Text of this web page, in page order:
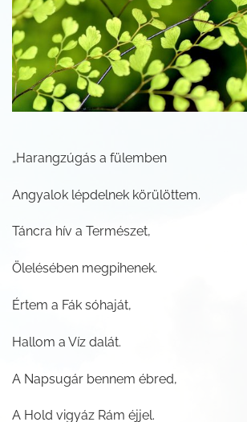
„Harangzúgás a fülemben
Angyalok lépdelnek körülöttem.
Táncra hív a Természet,
Ölelésében megpihenek.
Értem a Fák sóhaját,
Hallom a Víz dalát.
A Napsugár bennem ébred,
A Hold vigyáz Rám éjjel.